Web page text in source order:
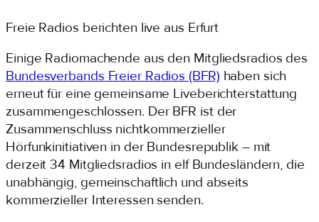
Inhalt
springen
Freie Radios berichten live aus Erfurt
Einige Radiomachende aus den Mitgliedsradios des
Bundesverbands Freier Radios (BFR) haben sich
erneut für eine gemeinsame Liveberichterstattung
zusammengeschlossen. Der BFR ist der
Zusammenschluss nichtkommerzieller
Hörfunkinitiativen in der Bundesrepublik – mit
derzeit 34 Mitgliedsradios in elf Bundesländern, die
unabhängig, gemeinschaftlich und abseits
kommerzieller Interessen senden.